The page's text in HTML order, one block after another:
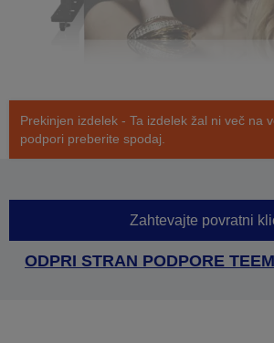
Prekinjen izdelek - Ta izdelek žal ni več na
podpori preberite spodaj.
Zahtevajte povratni
ODPRI STRAN PODPORE